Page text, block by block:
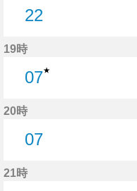
22
19時
07★
20時
07
21時